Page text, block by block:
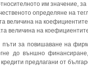
им значение,
определяне на
величина на
величина на
за повишаване на
до външно
предлагани от